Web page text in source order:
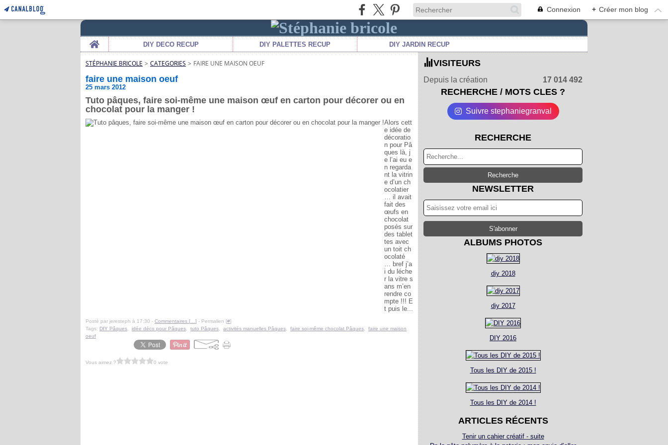
Connexion + Créer mon blog
Home
DIY DECO RECUP DIY PALETTES RECUP DIY JARDIN RECUP
STÉPHANIE BRICOLE > CATEGORIES > FAIRE UNE MAISON OEUF
faire une maison oeuf
25 mars 2012
Tuto pâques, faire soi-même une maison œuf en carton pour décorer ou en
chocolat pour la manger !
Alors cett
e idée de
décoratio
n pour Pâ
ques là, j
e l’ai eu e
n regarda
nt la vitrin
e d’un ch
ocolatier
… il avait
fait des
œufs en
chocolat
posés sur
des tablet
tes avec
un toit ch
ocolaté
… bref j’a
i du léche
r la vitre s
ans m’en
rendre co
mpte !!! E
t puis le...
Posté par jeresteph à 17:30 - Commentaires [ ] - Permalien [#]
Tags: DIY Pâques idée déco pour Pâques tuto Pâques activités manuelles Pâques faire soi-même chocolat Pâques
faire une maison
oeuf
Vous aimez ? 0 vote
VISITEURS
Depuis la création 17 014 492
RECHERCHE / MOTS CLES ?
Suivre stephaniegranval
RECHERCHE
NEWSLETTER
ALBUMS PHOTOS
diy 2018
diy 2017
DIY 2016
Tous les DIY de 2015 !
Tous les DIY de 2014 !
ARTICLES RÉCENTS
Tenir un cahier créatif - suite